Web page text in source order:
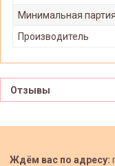
Минимальная партия
Производитель
Отзывы
Ждём вас по адресу: